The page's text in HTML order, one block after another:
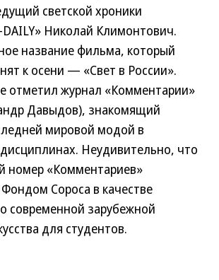
светской хроники
Николай Климонтович.
название фильма, который
к осени — «Свет в России».
отметил журнал «Комментарии»
Давыдов), знакомящий
мировой модой в
Неудивительно, что
номер «Комментариев»
Сороса в качестве
современной зарубежной
для студентов.